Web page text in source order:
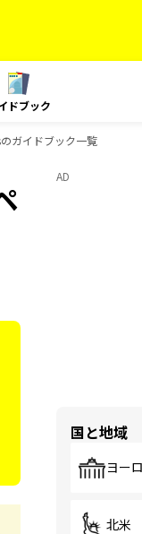
ドブック
ガイドブック一覧
AD
国と地域
ヨー
北米